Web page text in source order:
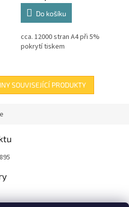
Do košíku
cca. 12000 stran A4 při 5%
pokrytí tiskem
SOUVISEJÍCÍ PRODUKTY